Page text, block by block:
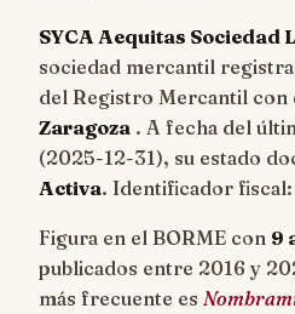
SYCA Aequitas Sociedad
sociedad mercantil
del Registro Mercantil con
Zaragoza . A fecha del
(2025-12-31), su estado
Activa. Identificador fiscal:
Figura en el BORME con 9
publicados entre 2016 y
más frecuente es